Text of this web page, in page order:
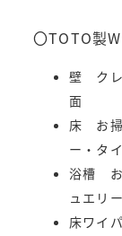
〇TOTO製
壁 クレ
面
床 お掃
ー・タ
浴槽 お
ュエリ
床ワイ